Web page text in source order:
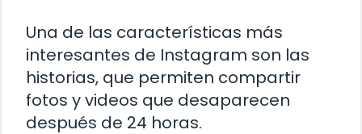
Una de las características más
interesantes de Instagram son las
historias, que permiten compartir
fotos y videos que desaparecen
después de 24 horas.